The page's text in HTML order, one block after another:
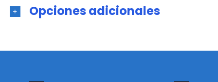
Opciones adicionales